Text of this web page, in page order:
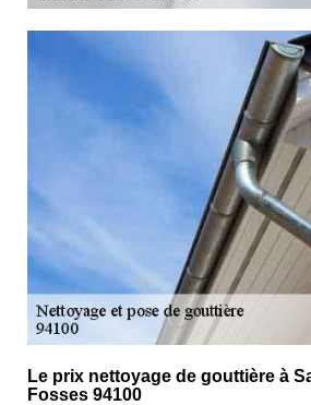
Le prix nettoyage de gouttière à
Fosses 94100